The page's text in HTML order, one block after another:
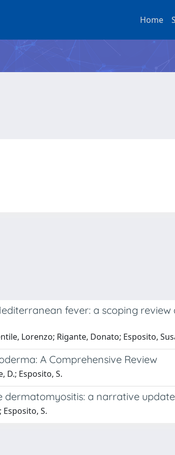
Home
fever: a scoping
Lorenzo; Rigante, Donato; Esposito,
A Comprehensive Review
D.; Esposito, S.
a narrative
Esposito, S.